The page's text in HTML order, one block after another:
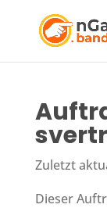
Zuletzt
Dieser